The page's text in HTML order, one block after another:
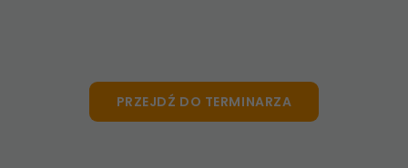
PRZEJDŹ DO TERMINARZA